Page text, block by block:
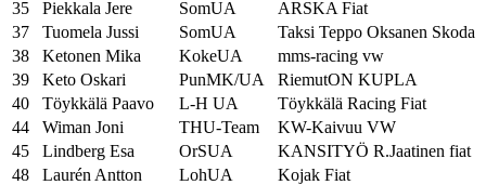
35
Piekkala Jere SomUA
ARSKA Fiat
37
Tuomela Jussi SomUA
Taksi Teppo Oksanen Skoda
38
Ketonen Mika KokeUA
mms-racing vw
39
Keto Oskari PunMK/UA
RiemutON KUPLA
40
Töykkälä Paavo L-H UA
Töykkälä Racing Fiat
44
Wiman Joni THU-Team
KW-Kaivuu VW
45
Lindberg Esa OrSUA
KANSITYÖ R.Jaatinen fiat
48
Laurén Antton LohUA
Kojak Fiat